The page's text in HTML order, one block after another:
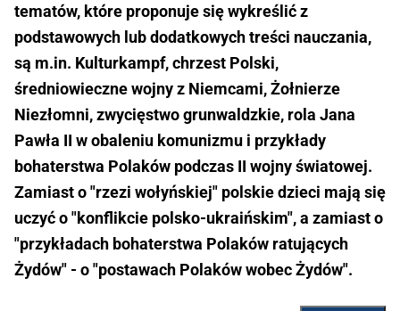
tematów, które proponuje się wykreślić z
podstawowych lub dodatkowych treści nauczania,
są m.in. Kulturkampf, chrzest Polski,
średniowieczne wojny z Niemcami, Żołnierze
Niezłomni, zwycięstwo grunwaldzkie, rola Jana
Pawła II w obaleniu komunizmu i przykłady
bohaterstwa Polaków podczas II wojny światowej.
Zamiast o "rzezi wołyńskiej" polskie dzieci mają się
uczyć o "konflikcie polsko-ukraińskim", a zamiast o
"przykładach bohaterstwa Polaków ratujących
Żydów" - o "postawach Polaków wobec Żydów".